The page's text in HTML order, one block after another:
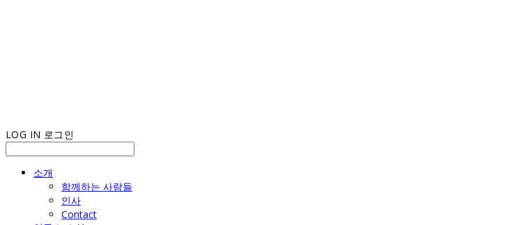
LOG IN 로그인
소개
함께하는 사람들
인사
Contact